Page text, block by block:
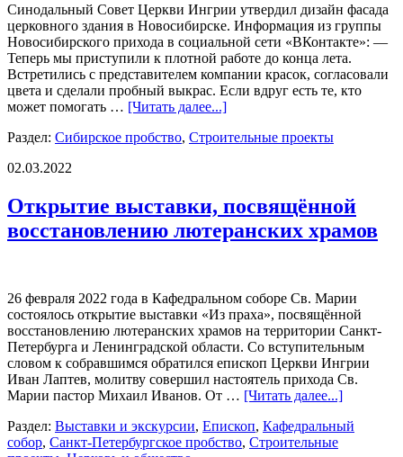
Синодальный Совет Церкви Ингрии утвердил дизайн фасада
церковного здания в Новосибирске. Информация из группы
Новосибирского прихода в социальной сети «ВКонтакте»: —
Теперь мы приступили к плотной работе до конца лета.
Встретились с представителем компании красок, согласовали
цвета и сделали пробный выкрас. Если вдруг есть те, кто
может помогать … [Читать далее...]
Раздел: Сибирское пробство, Строительные проекты
02.03.2022
Открытие выставки, посвящённой
восстановлению лютеранских храмов
26 февраля 2022 года в Кафедральном соборе Св. Марии
состоялось открытие выставки «Из праха», посвящённой
восстановлению лютеранских храмов на территории Санкт-
Петербурга и Ленинградской области. Со вступительным
словом к собравшимся обратился епископ Церкви Ингрии
Иван Лаптев, молитву совершил настоятель прихода Св.
Марии пастор Михаил Иванов. От … [Читать далее...]
Раздел: Выставки и экскурсии, Епископ, Кафедральный
собор, Санкт-Петербургское пробство, Строительные